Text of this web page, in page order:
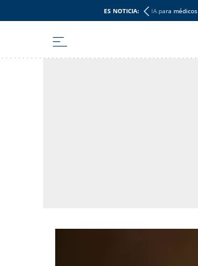
ES NOTICIA: IA para médicos